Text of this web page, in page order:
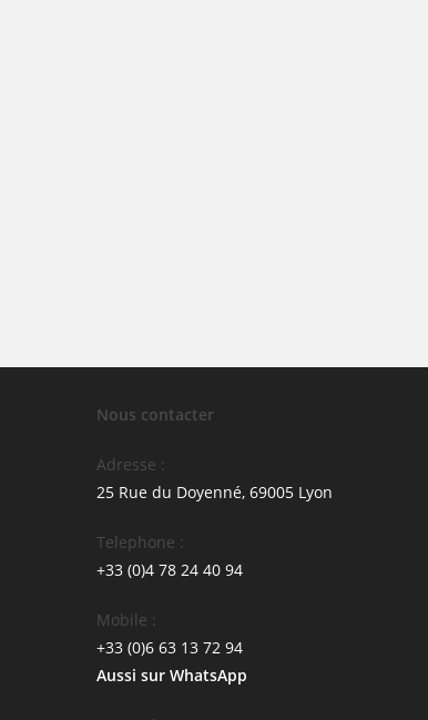
Nous contacter
Adresse :
25 Rue du Doyenné, 69005 Lyon
Telephone :
+33 (0)4 78 24 40 94
Mobile :
+33 (0)6 63 13 72 94
Aussi sur WhatsApp